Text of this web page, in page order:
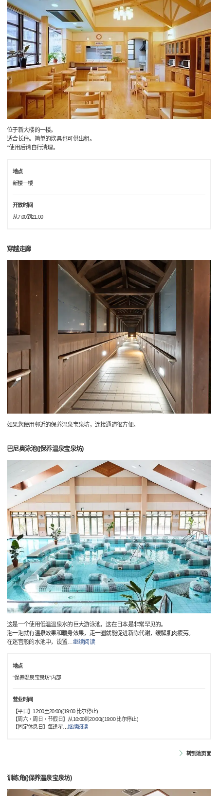
位于新大楼的一楼。
适合长住。简单的炊具也可供出租。
*使用后请自行清理。
地点
新楼一楼
开放时间
从7:00到21:00
穿越走廊
如果您使用邻近的保养温泉宝泉坊，连接通道很方便。
巴尼奥泳池((保养温泉宝泉坊)
这是一个使用低温温泉水的巨大游泳池，这在日本是非常罕见的。
泡一泡就有温泉效果和暖身效果，走一圈就能促进新陈代谢，缓解肌肉疲劳。
在迷宫般的水池中，设置
继续阅读
地点
“保养温泉宝泉坊”内部
营业时间
【平日】12:00至20:00((19:00 比尔停止)
【周六・周日・节假日】从10:00到20:00((19:00 比尔停止)
【固定休息日】每逢星 …继续阅读
转到池页面
训练角((保养温泉宝泉坊)